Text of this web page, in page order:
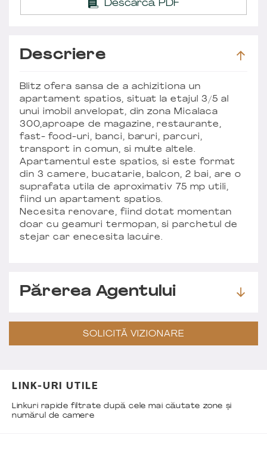
Descarcă PDF
Descriere
Blitz ofera sansa de a achizitiona un
apartament spatios, situat la etajul 3/5 al
unui imobil anvelopat, din zona Micalaca
300,aproape de magazine, restaurante,
fast- food-uri, banci, baruri, parcuri,
transport in comun, si multe altele.
Apartamentul este spatios, si este format
din 3 camere, bucatarie, balcon, 2 bai, are o
suprafata utila de aproximativ 75 mp utili,
fiind un apartament spatios.
Necesita renovare, fiind dotat momentan
doar cu geamuri termopan, si parchetul de
stejar car enecesita lacuire.
Părerea Agentului
SOLICITĂ VIZIONARE
LINK-URI UTILE
Linkuri rapide filtrate după cele mai căutate zone și
numărul de camere